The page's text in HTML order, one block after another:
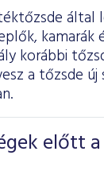
által
kamarák
korábbi
a tőzsde új
előtt a